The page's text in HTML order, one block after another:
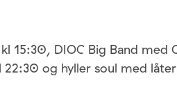
15:30, DIOC Big Band med
og hyller soul med